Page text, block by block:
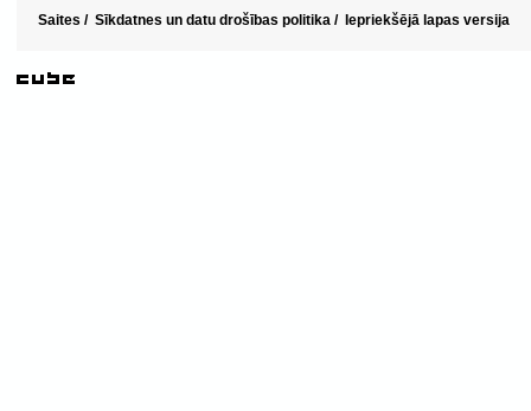
Saites / Sīkdatnes un datu drošības politika / Iepriekšējā lapas versija